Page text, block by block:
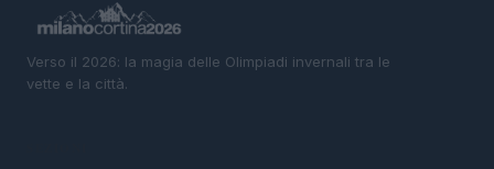
Verso il 2026: la magia delle Olimpiadi invernali tra le
vette e la città.